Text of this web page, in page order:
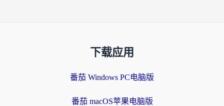
下载应用
番茄 Windows PC电脑版
番茄 macOS苹果电脑版